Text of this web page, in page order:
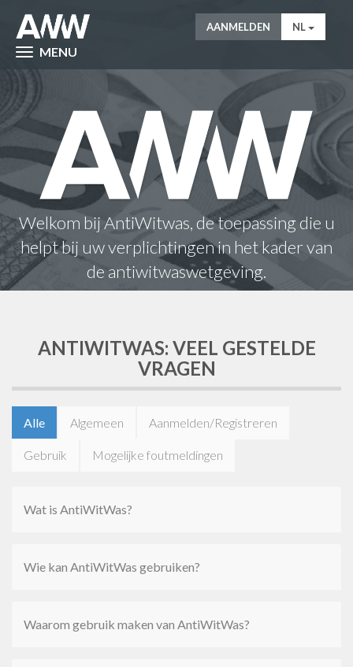
MENU
AANMELDEN NL
Welkom bij AntiWitwas, de toepassing die u
helpt bij uw verplichtingen in het kader van
de antiwitwaswetgeving.
ANTIWITWAS: VEEL GESTELDE
VRAGEN
Alle Algemeen Aanmelden/Registreren
Gebruik Mogelijke foutmeldingen
Wat is AntiWitWas?
Wie kan AntiWitWas gebruiken?
Waarom gebruik maken van AntiWitWas?